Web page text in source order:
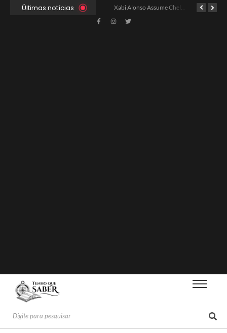
Últimas notícias
Ancelotti Avalia Elenco Final para Convocação da Copa Xabi Alonso Assume Chelsea: Nova Estratégia Gerencial e Contrato Até 2030 China e EUA Buscam Expansão do Comércio Agrícola